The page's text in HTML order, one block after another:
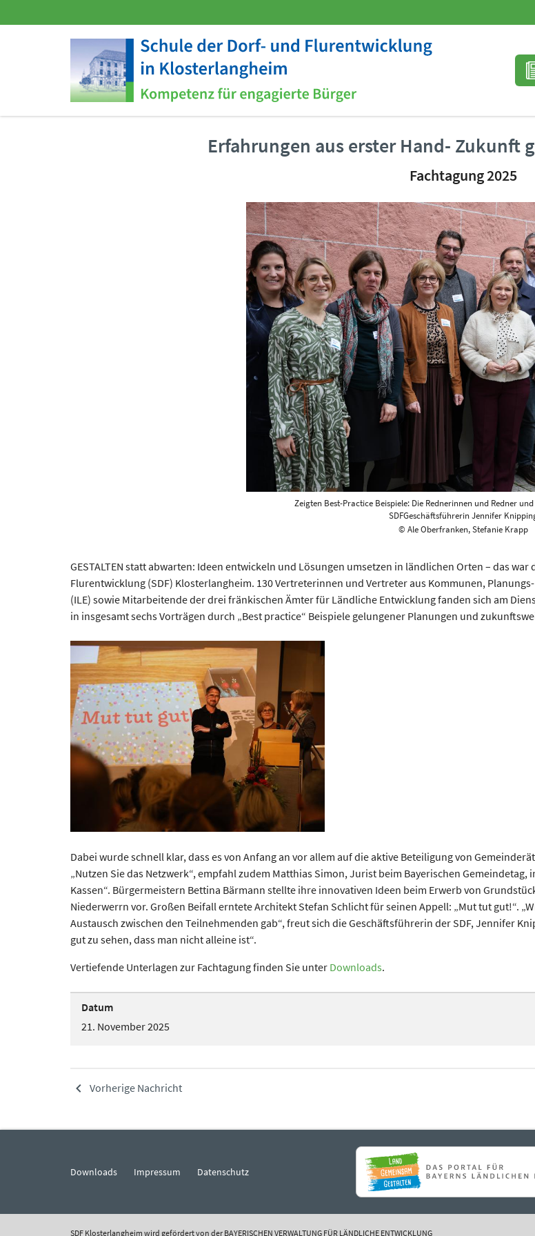
Erfahrungen aus erster Hand- Zukunft
Fachtagung 2025
Zeigten Best-Practice Beispiele: Die Rednerinnen und Redner
SDFGeschäftsführerin Jennifer
© Ale Oberfranken, Stefanie Krapp
GESTALTEN statt abwarten: Ideen entwickeln und Lösungen umsetzen in ländlichen Orten – das
Flurentwicklung (SDF) Klosterlangheim. 130 Vertreterinnen und Vertreter aus Kommunen,
(ILE) sowie Mitarbeitende der drei fränkischen Ämter für Ländliche Entwicklung fanden sich am
in insgesamt sechs Vorträgen durch „Best practice“ Beispiele gelungener Planungen und
Dabei wurde schnell klar, dass es von Anfang an vor allem auf die aktive Beteiligung von
„Nutzen Sie das Netzwerk“, empfahl zudem Matthias Simon, Jurist beim Bayerischen
Kassen“. Bürgermeistern Bettina Bärmann stellte ihre innovativen Ideen beim Erwerb von
Niederwerrn vor. Großen Beifall erntete Architekt Stefan Schlicht für seinen Appell: „Mut tut gut!“.
Austausch zwischen den Teilnehmenden gab“, freut sich die Geschäftsführerin der SDF, Jennifer
gut zu sehen, dass man nicht alleine ist“.
Vertiefende Unterlagen zur Fachtagung finden Sie unter Downloads.
Datum
21. November 2025
Vorherige Nachricht
Downloads Impressum Datenschutz
SDF Klosterlangheim wird gefördert von der BAYERISCHEN VERWALTUNG FÜR LÄNDLICHE ENTWICKLUNG